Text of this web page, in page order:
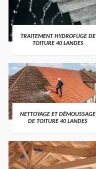
TRAITEMENT HYDROFUGE DE
TOITURE 40 LANDES
NETTOYAGE ET DÉMOUSSAGE
DE TOITURE 40 LANDES